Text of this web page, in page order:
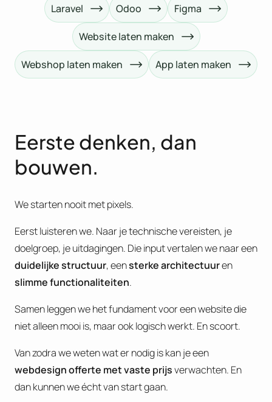
Laravel Odoo Figma
Website laten maken
Webshop laten maken App laten maken
Eerste denken, dan
bouwen.
We starten nooit met pixels.
Eerst luisteren we. Naar je technische vereisten, je
doelgroep, je uitdagingen. Die input vertalen we naar een
duidelijke structuur, eensterke architectuuren
slimme functionaliteiten.
Samen leggen we het fundament voor een website die
niet alleen mooi is, maar ook logisch werkt. En scoort.
Van zodra we weten wat er nodig is kan je een
webdesign offerte met vaste prijsverwachten. En
dan kunnen we écht van start gaan.